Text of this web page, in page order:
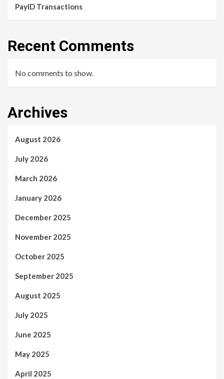
PayID Transactions
Recent Comments
No comments to show.
Archives
August 2026
July 2026
March 2026
January 2026
December 2025
November 2025
October 2025
September 2025
August 2025
July 2025
June 2025
May 2025
April 2025